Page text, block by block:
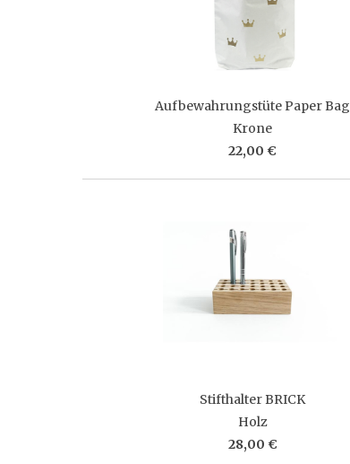
Aufbewahrungstüte Paper Bag
Krone
22,00 €
Stifthalter BRICK
Holz
28,00 €